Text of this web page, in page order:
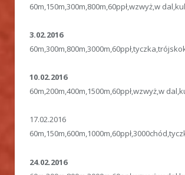
60m,150m,300m,800m,60ppł,wzwyż,w
3.02.2016
10.02.2016
60m,200m,400m,1500m,60ppł,wzwyż,w
17.02.2016
24.02.2016